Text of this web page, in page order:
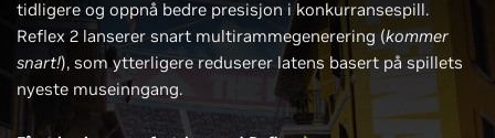
tidligere og oppnå bedre presisjon i konkurransespill.
Reflex 2 lanserer snart multirammegenerering (kommer
snart!), som ytterligere reduserer latens basert på spillets
nyeste museinngang.